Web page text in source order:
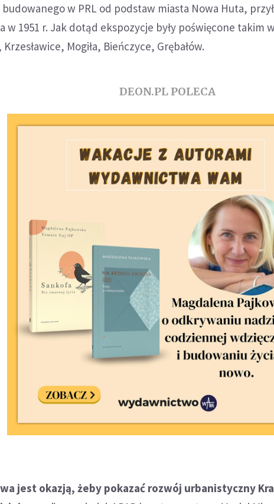
budowanego w PRL od podstaw miasta Nowa Huta,
w 1951 r. Jak dotąd ekspozycje były poświęcone takim
Mogiła, Bieńczyce, Grębałów.
DEON.PL POLECA
jest okazją, żeby pokazać rozwój urbanistyczny